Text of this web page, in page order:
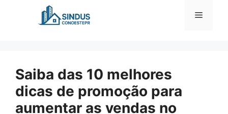
Menu
Saiba das 10 melhores
dicas de promoção para
aumentar as vendas no